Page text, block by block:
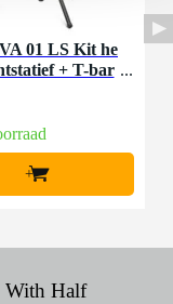
01 LS Kit he
+ T-bar
+
With Half